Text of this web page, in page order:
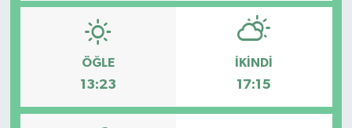
ÖĞLE
13:23
İKINDI
17:15